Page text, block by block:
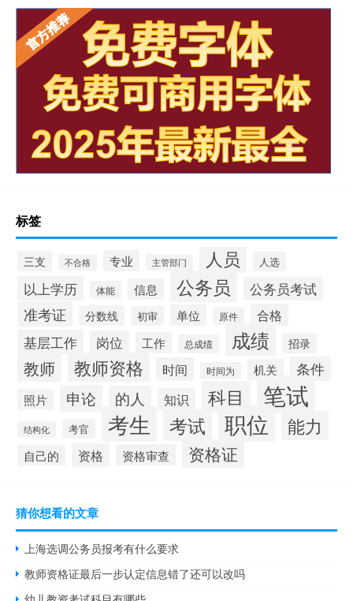
标签
三支 不合格 专业 主管部门 人员 人选
以上学历 体能 信息 公务员 公务员考试
准考证 分数线 初审 单位 原件 合格
基层工作 岗位 工作 总成绩 成绩 招录
教师 教师资格 时间 时间为 机关 条件
照片 申论 的人 知识 科目 笔试
结构化 考官 考生 考试 职位 能力
自己的 资格 资格审查 资格证
猜你想看的文章
上海选调公务员报考有什么要求
教师资格证最后一步认定信息错了还可以改吗